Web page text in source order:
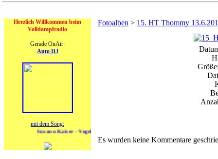
Herzlich Willkommen beim
Volldampfradio
Gerade OnAir:
Auto DJ
mit dem Song:
Susann Kaiser - Vogel der Nacht
Fotoalben > 15. HT Thommy
Es wurden keine Kommentare